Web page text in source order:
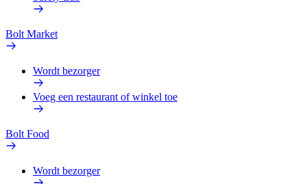
Bolt Market
Wordt bezorger
Voeg een restaurant of winkel toe
Bolt Food
Wordt bezorger